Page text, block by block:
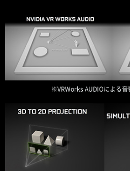
※VRWorks AUDIOによる音